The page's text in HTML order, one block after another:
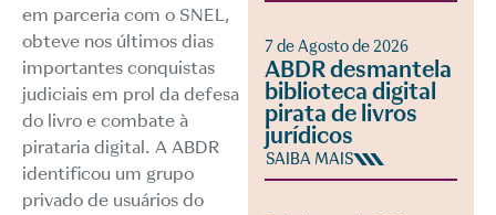
em parceria com o SNEL,
obteve nos últimos dias
importantes conquistas
judiciais em prol da defesa
do livro e combate à
pirataria digital. A ABDR
identificou um grupo
privado de usuários do
7 de Agosto de 2026
ABDR desmantela
biblioteca digital
pirata de livros
jurídicos
SAIBA MAIS